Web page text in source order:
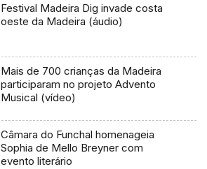
Festival Madeira Dig invade costa
oeste da Madeira (áudio)
Mais de 700 crianças da Madeira
participaram no projeto Advento
Musical (vídeo)
Câmara do Funchal homenageia
Sophia de Mello Breyner com
evento literário